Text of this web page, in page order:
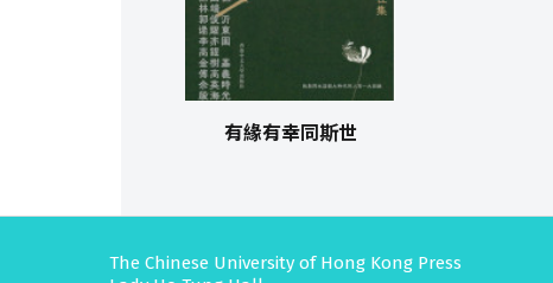
有緣有幸同斯世
The Chinese University of Hong Kong Press